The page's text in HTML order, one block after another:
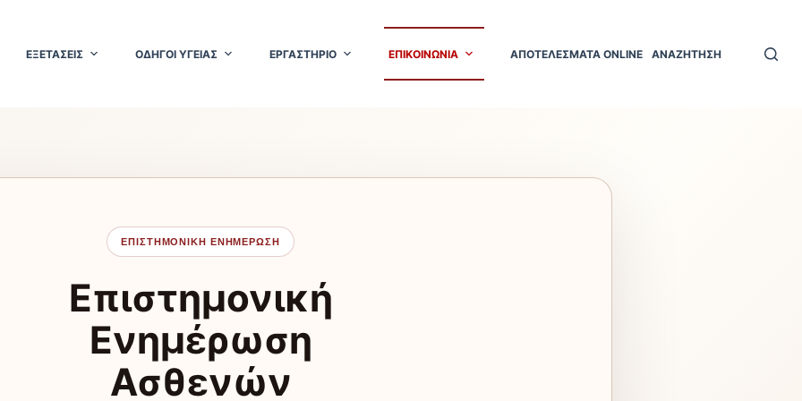
ΕΞΕΤΑΣΕΙΣ ΟΔΗΓΟΙ ΥΓΕΙΑΣ ΕΡΓΑΣΤΗΡΙΟ ΕΠΙΚΟΙΝΩΝΙΑ ΑΠΟΤΕΛΕΣΜΑΤΑ ONLINE ΑΝΑΖΗΤΗΣΗ
ΕΠΙΣΤΗΜΟΝΙΚΗ ΕΝΗΜΕΡΩΣΗ
Επιστημονική
Ενημέρωση
Ασθενών